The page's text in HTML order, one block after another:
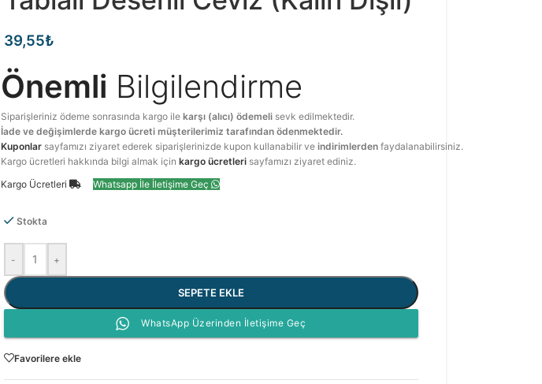
39,55₺
Önemli Bilgilendirme
Siparişleriniz ödeme sonrasında kargo ilekarşı (alıcı) ödemeli sevk edilmektedir.
İade ve değişimlerde kargo ücreti müşterilerimiz tarafından ödenmektedir.
Kuponlar sayfamızı ziyaret ederek siparişlerinizde kupon kullanabilir veindirimlerden faydalanabilirsiniz.
Kargo ücretleri hakkında bilgi almak içinkargo ücretleri sayfamızı ziyaret ediniz.
Kargo Ücretleri
Whatsapp İle İletişime Geç
Stokta
- +
SEPETE EKLE
WhatsApp Üzerinden İletişime Geç
Favorilere ekle